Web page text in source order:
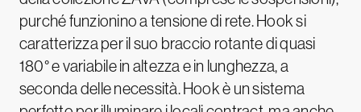
purché funzionino a tensione di rete. Hook si
caratterizza per il suo braccio rotante di quasi
180° e variabile in altezza e in lunghezza, a
seconda delle necessità. Hook è un sistema